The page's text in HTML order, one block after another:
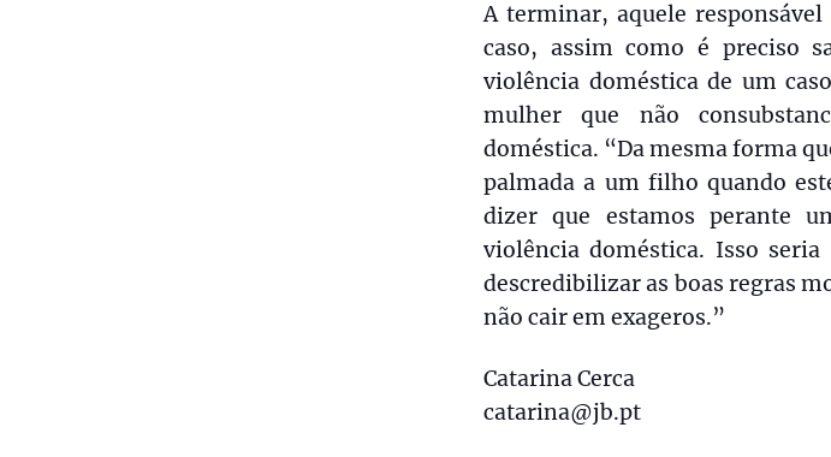
A terminar, aquele responsável
caso, assim como é preciso
violência doméstica de um
mulher que não
doméstica. “Da mesma forma
palmada a um filho quando
dizer que estamos perante
violência doméstica. Isso
descredibilizar as boas regras
não cair em exageros.”
Catarina Cerca
catarina@jb.pt